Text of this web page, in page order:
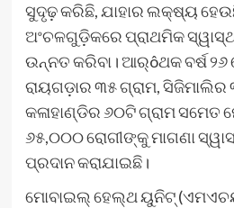
ସୁଦୃଢ଼ କରିଛି, ଯାହାର ଲକ୍ଷ୍ୟ
ଅଂଚଳଗୁଡ଼ିକରେ ପ୍ରାଥମିକ
ଉନ୍ନତ କରିବା। ଆର୍ôଥକ ବର୍ଷ ୨୬
ରାୟଗଡ଼ାର ୩୫ ଗ୍ରାମ, ସିଜିମାଲିର
କଳାହାଣ୍ଡିର ୬୦ଟି ଗ୍ରାମ ସମେତ
୬୫,୦୦୦ ରୋଗୀଙ୍କୁ ମାଗଣା
ପ୍ରଦାନ କରାଯାଇଛି।
ମୋବାଇଲ୍ ହେଲ୍ଥ ୟୁନିଟ୍